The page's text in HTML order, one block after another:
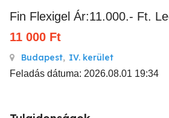
Fin Flexigel Ár:11.000.- Ft.
11 000 Ft
Budapest, IV. kerület
Feladás dátuma: 2026.08.01 19:34